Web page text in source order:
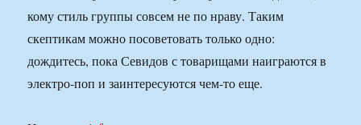
кому стиль группы совсем не по нраву. Таким
скептикам можно посоветовать только одно:
дождитесь, пока Севидов с товарищами наиграются в
электро-поп и заинтересуются чем-то еще.